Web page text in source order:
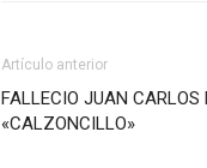
Artículo anterior
FALLECIO JUAN CARLOS
«CALZONCILLO»